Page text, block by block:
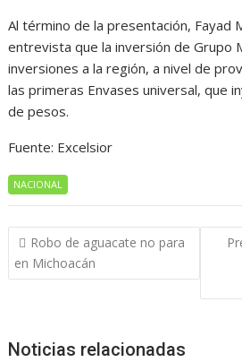
Al término de la presentación, Fayad
entrevista que la inversión de Grupo
inversiones a la región, a nivel de
las primeras Envases universal, que
de pesos.
Fuente: Excelsior
NACIONAL
Navegación
de
entradas
Robo de aguacate no para
en Michoacán
Noticias relacionadas